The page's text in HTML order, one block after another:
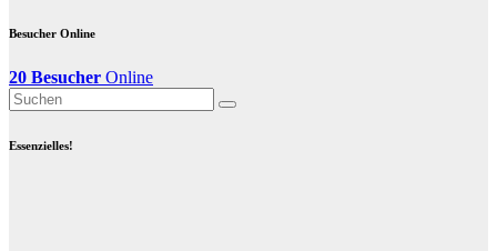
Besucher Online
20 Besucher Online
Essenzielles!